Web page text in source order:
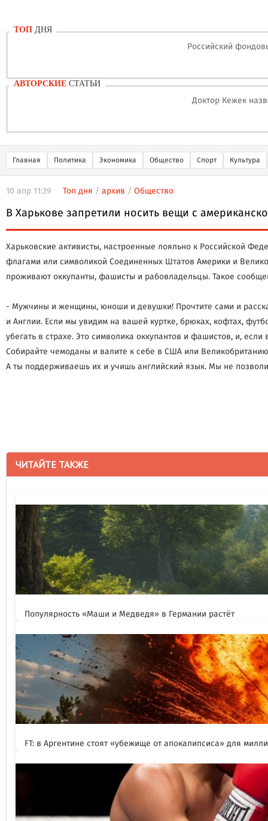
ТОП ДНЯ
Российский
АВТОРСКИЕ СТАТЬИ
Доктор Кежек
Главная Политика Экономика Общество Спорт Культура
ЧИТАЙТЕ ТАКЖЕ
Популярность «Маши и Медведя» в Германии растёт
FT: в Аргентине стоят «убежище от апокалипсиса» для
10 апр 11:39 Топ дня / архив / Общество
В Харькове запретили носить вещи с
Харьковские активисты, настроенные лояльно к Российской
флагами или символикой Соединенных Штатов Америки и
проживают оккупанты, фашисты и рабовладельцы. Такое
- Мужчины и женщины, юноши и девушки! Прочтите сами и
и Англии. Если мы увидим на вашей куртке, брюках, кофтах,
убегать в страхе. Это символика оккупантов и фашистов, и,
Собирайте чемоданы и валите к себе в США или
А ты поддерживаешь их и учишь английский язык. Мы не